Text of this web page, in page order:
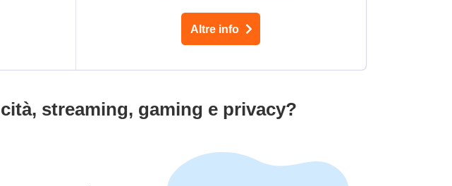
Altre info
streaming, gaming e privacy?